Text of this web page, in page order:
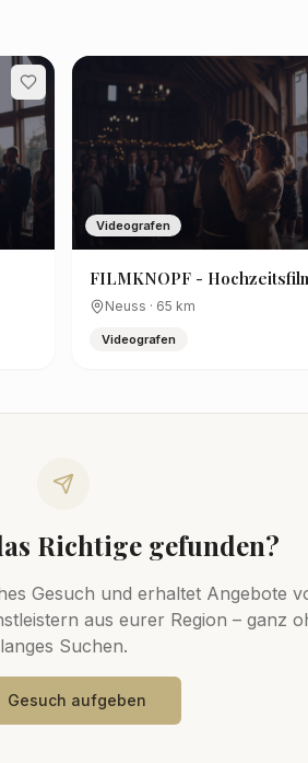
Videografen
FILMKNOPF -
Hochzeitsvideo, Imagefilm,
Musikvideo - NRW
Neuss · 65 km
Videografen
Richtige gefunden?
Gesuch und erhaltet Angebote
aus eurer Region – ganz
langes Suchen.
Gesuch aufgeben